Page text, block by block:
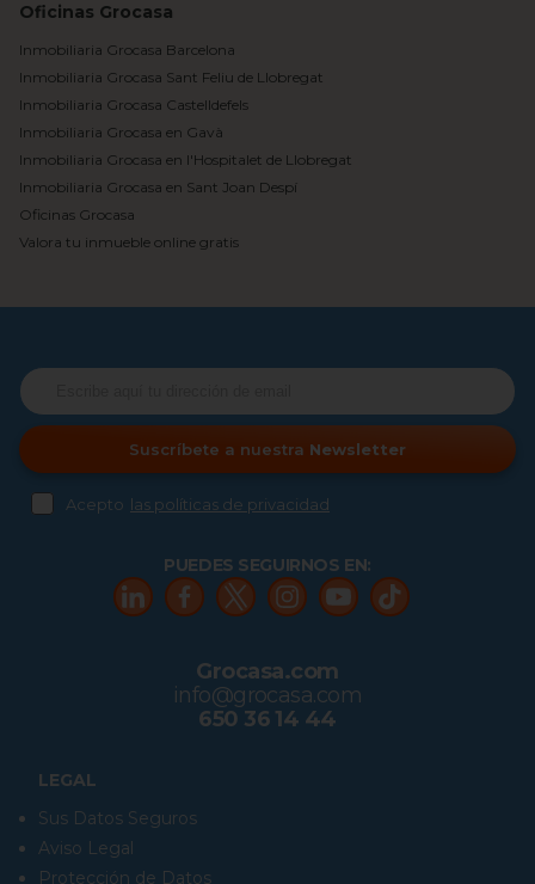
Oficinas Grocasa
Inmobiliaria Grocasa Barcelona
Inmobiliaria Grocasa Sant Feliu de Llobregat
Inmobiliaria Grocasa Castelldefels
Inmobiliaria Grocasa en Gavà
Inmobiliaria Grocasa en l'Hospitalet de Llobregat
Inmobiliaria Grocasa en Sant Joan Despí
Oficinas Grocasa
Valora tu inmueble online gratis
Suscríbete a nuestra Newsletter
Acepto las políticas de privacidad
LEGAL
Sus Datos Seguros
Aviso Legal
Protección de Datos
PUEDES SEGUIRNOS EN:
Grocasa.com
info@grocasa.com
650 36 14 44